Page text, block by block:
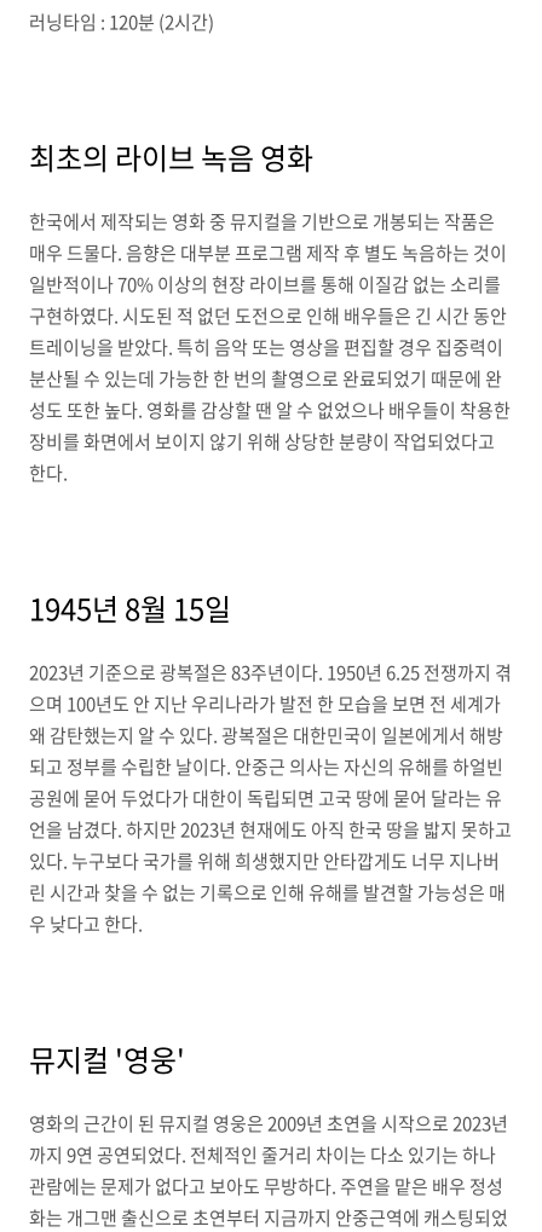
러닝타임 : 120분 (2시간)
최초의 라이브 녹음 영화
한국에서 제작되는 영화 중 뮤지컬을 기반으로 개봉되는 작품은
매우 드물다. 음향은 대부분 프로그램 제작 후 별도 녹음하는 것이
일반적이나 70% 이상의 현장 라이브를 통해 이질감 없는 소리를
구현하였다. 시도된 적 없던 도전으로 인해 배우들은 긴 시간 동안
트레이닝을 받았다. 특히 음악 또는 영상을 편집할 경우 집중력이
분산될 수 있는데 가능한 한 번의 촬영으로 완료되었기 때문에 완
성도 또한 높다. 영화를 감상할 땐 알 수 없었으나 배우들이 착용한
장비를 화면에서 보이지 않기 위해 상당한 분량이 작업되었다고
한다.
1945년 8월 15일
2023년 기준으로 광복절은 83주년이다. 1950년 6.25 전쟁까지 겪
으며 100년도 안 지난 우리나라가 발전 한 모습을 보면 전 세계가
왜 감탄했는지 알 수 있다. 광복절은 대한민국이 일본에게서 해방
되고 정부를 수립한 날이다. 안중근 의사는 자신의 유해를 하얼빈
공원에 묻어 두었다가 대한이 독립되면 고국 땅에 묻어 달라는 유
언을 남겼다. 하지만 2023년 현재에도 아직 한국 땅을 밟지 못하고
있다. 누구보다 국가를 위해 희생했지만 안타깝게도 너무 지나버
린 시간과 찾을 수 없는 기록으로 인해 유해를 발견할 가능성은 매
우 낮다고 한다.
뮤지컬 '영웅'
영화의 근간이 된 뮤지컬 영웅은 2009년 초연을 시작으로 2023년
까지 9연 공연되었다. 전체적인 줄거리 차이는 다소 있기는 하나
관람에는 문제가 없다고 보아도 무방하다. 주연을 맡은 배우 정성
화는 개그맨 출신으로 초연부터 지금까지 안중근역에 캐스팅되었